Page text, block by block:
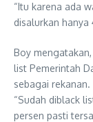
“Itu karena ada
disalurkan hanya
Boy
list Pemerintah
sebagai rekanan.
“Sudah diblack
persen pasti